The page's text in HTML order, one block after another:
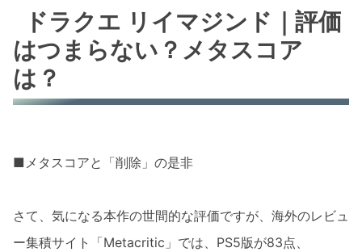
ドラクエ リイマジンド｜評価
はつまらない？メタスコア
は？
■メタスコアと「削除」の是非
さて、気になる本作の世間的な評価ですが、海外のレビュ
ー集積サイト「Metacritic」では、PS5版が83点、